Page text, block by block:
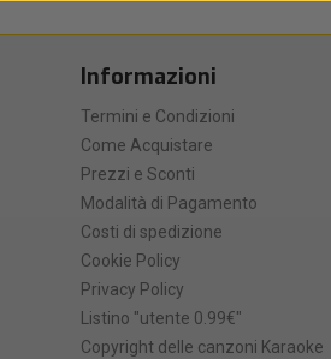
Informazioni
Termini e Condizioni
Come Acquistare
Prezzi e Sconti
Modalità di Pagamento
Costi di spedizione
Cookie Policy
Privacy Policy
Listino "utente 0.99€"
Copyright delle canzoni Karaoke